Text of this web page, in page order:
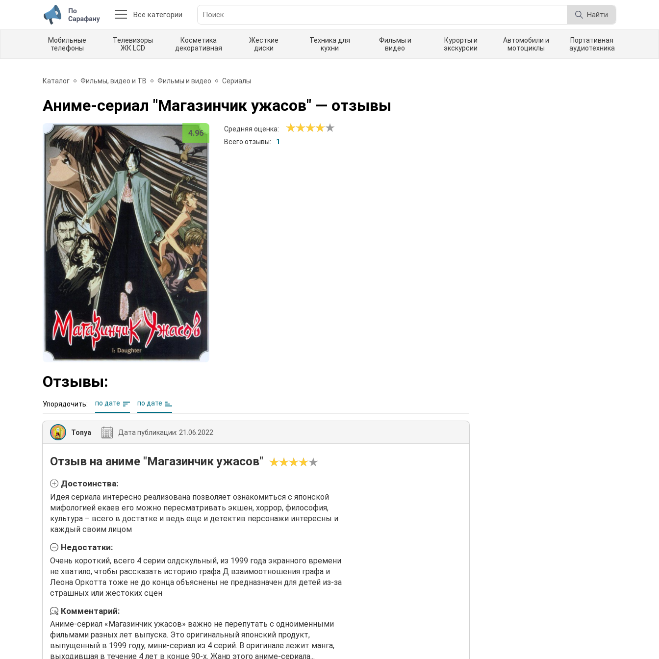
Все категории Найти
Мобильные
телефоны
Телевизоры
ЖК LCD
Косметика
декоративная
Жесткие
диски
Техника для
кухни
Фильмы и
видео
Курорты и
экскурсии
Автомобили и
мотоциклы
Портативная
аудиотехника
Каталог Фильмы, видео и ТВ Фильмы и видео Сериалы
Аниме-сериал "Магазинчик ужасов" — отзывы
4.96
Средняя оценка:
Всего отзывы:
1
Отзывы:
Упорядочить: по дате по дате
Tonya Дата публикации: 21.06.2022
Отзыв на аниме "Магазинчик ужасов"
Достоинства:
Идея сериала интересно реализована позволяет ознакомиться с японской
мифологией екаев его можно пересматривать экшен, хоррор, философия,
культура – всего в достатке и ведь еще и детектив персонажи интересны и
каждый своим лицом
Недостатки:
Очень короткий, всего 4 серии олдскульный, из 1999 года экранного времени
не хватило, чтобы рассказать историю графа Д взаимоотношения графа и
Леона Оркотта тоже не до конца объяснены не предназначен для детей из-за
страшных или жестоких сцен
Комментарий:
Аниме-сериал «Магазинчик ужасов» важно не перепутать с одноименными
фильмами разных лет выпуска. Это оригинальный японский продукт,
выпущенный в 1999 году, мини-сериал из 4 серий. В оригинале лежит манга,
выходившая в течение 4 лет в конце 90-х. Жанр этого аниме-сериала...